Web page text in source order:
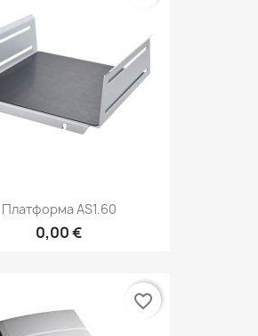
Платформа AS1.60
0,00 €
favorite_border